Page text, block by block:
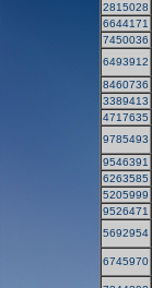
2815028
6644171
7450036
6493912
8460736
3389413
4717635
9785493
9546391
6263585
5205999
9526471
5692954
6745970